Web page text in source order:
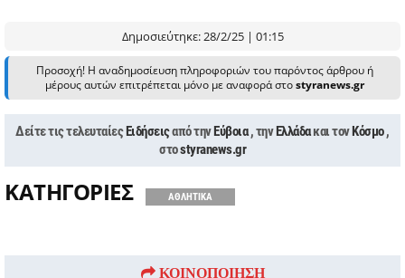
Δημοσιεύτηκε: 28/2/25 | 01:15
Προσοχή! Η αναδημοσίευση πληροφοριών του παρόντος άρθρου ή
μέρους αυτών επιτρέπεται μόνο με αναφορά στοstyranews.gr
Δείτε τις τελευταίεςΕιδήσειςαπό τηνΕύβοια , τηνΕλλάδακαι τονΚόσμο,
στοstyranews.gr
ΚΑΤΗΓΟΡΙΕΣ ΑΘΛΗΤΙΚΑ
ΚΟΙΝΟΠΟΙΗΣΗ